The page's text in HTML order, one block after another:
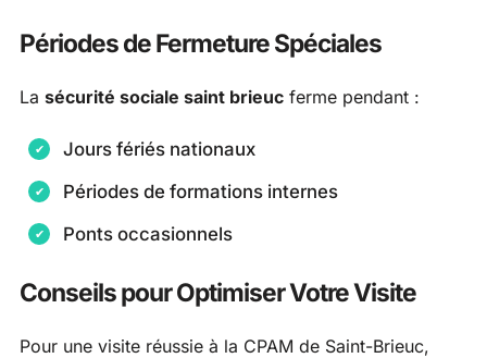
Périodes de Fermeture Spéciales
La sécurité sociale saint brieuc ferme pendant :
Jours fériés nationaux
Périodes de formations internes
Ponts occasionnels
Conseils pour Optimiser Votre Visite
Pour une visite réussie à la CPAM de Saint-Brieuc,